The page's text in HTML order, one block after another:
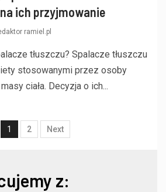
ich przyjmowanie
ramiel.pl
tłuszczu? Spalacze tłuszczu
stosowanymi przez osoby
ciała. Decyzja o ich...
1 2 Next
z: